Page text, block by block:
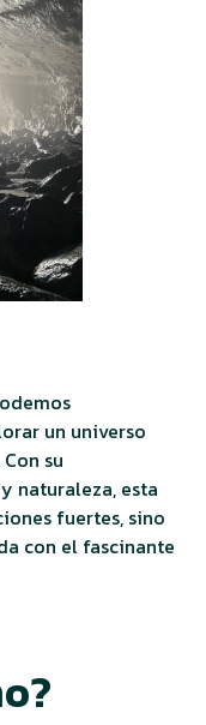
un universo
su
naturaleza, esta
fuertes, sino
con el fascinante